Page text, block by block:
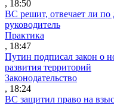
, 18:50
ВС решит, отвечает ли
руководитель
Практика
, 18:47
Путин подписал закон о
развития территорий
Законодательство
, 18:24
ВС защитил право на